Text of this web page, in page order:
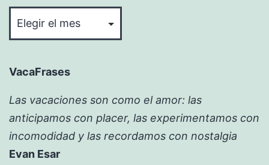
VacaFrases
Las vacaciones son como el amor: las
anticipamos con placer, las experimentamos con
incomodidad y las recordamos con nostalgia
Evan Esar